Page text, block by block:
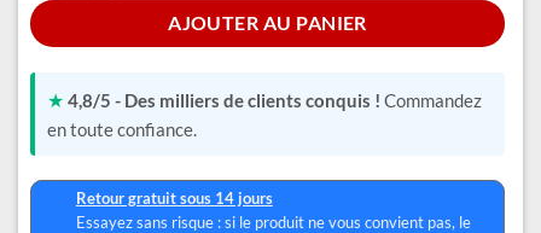
AJOUTER AU PANIER
★ 4,8/5 - Des milliers de clients conquis ! Commandez
en toute confiance.
Retour gratuit sous 14 jours
Essayez sans risque : si le produit ne vous convient pas, le